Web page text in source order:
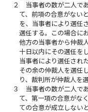
２
当事者の数が二人で
て、前項の合意がない
を、当事者により選任
選任する。この場合に
他方の当事者から仲裁
十日以内にその選任を
当事者により選任され
その余の仲裁人を選任
り、裁判所が仲裁人を
３
当事者の数が二人で
て、第一項の合意がな
ての合意が成立しない